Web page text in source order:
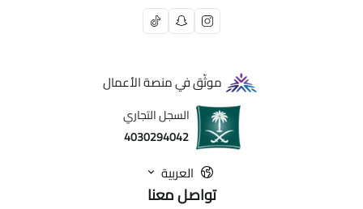
موثّق في منصة الأعمال
السجل التجاري
4030294042
العربية
تواصل معنا